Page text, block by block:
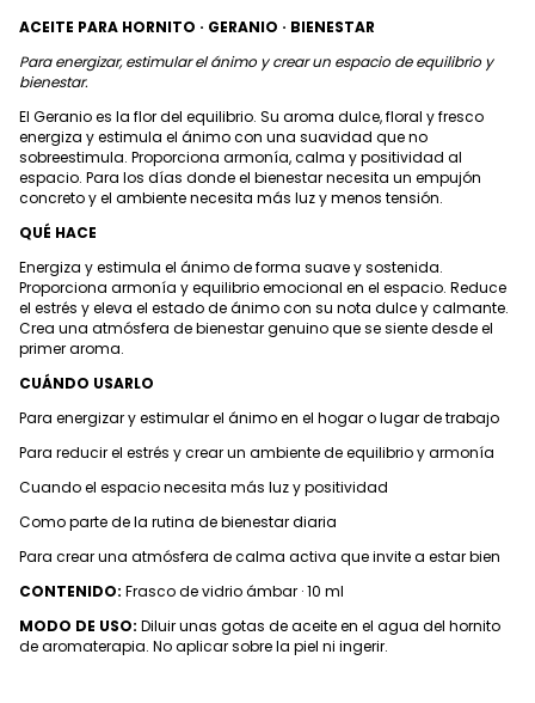
ACEITE PARA HORNITO · GERANIO · BIENESTAR
Para energizar, estimular el ánimo y crear un espacio de equilibrio y
bienestar.
El Geranio es la flor del equilibrio. Su aroma dulce, floral y fresco
energiza y estimula el ánimo con una suavidad que no
sobreestimula. Proporciona armonía, calma y positividad al
espacio. Para los días donde el bienestar necesita un empujón
concreto y el ambiente necesita más luz y menos tensión.
QUÉ HACE
Energiza y estimula el ánimo de forma suave y sostenida.
Proporciona armonía y equilibrio emocional en el espacio. Reduce
el estrés y eleva el estado de ánimo con su nota dulce y calmante.
Crea una atmósfera de bienestar genuino que se siente desde el
primer aroma.
CUÁNDO USARLO
Para energizar y estimular el ánimo en el hogar o lugar de trabajo
Para reducir el estrés y crear un ambiente de equilibrio y armonía
Cuando el espacio necesita más luz y positividad
Como parte de la rutina de bienestar diaria
Para crear una atmósfera de calma activa que invite a estar bien
CONTENIDO: Frasco de vidrio ámbar · 10 ml
MODO DE USO: Diluir unas gotas de aceite en el agua del hornito
de aromaterapia. No aplicar sobre la piel ni ingerir.